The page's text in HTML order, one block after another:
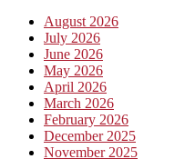
August 2026
July 2026
June 2026
May 2026
April 2026
March 2026
February 2026
December 2025
November 2025